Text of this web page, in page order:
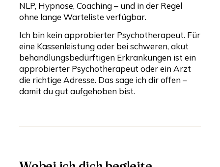
NLP, Hypnose, Coaching – und in der Regel
ohne lange Warteliste verfügbar.
Ich bin kein approbierter Psychotherapeut. Für
eine Kassenleistung oder bei schweren, akut
behandlungsbedürftigen Erkrankungen ist ein
approbierter Psychotherapeut oder ein Arzt
die richtige Adresse. Das sage ich dir offen –
damit du gut aufgehoben bist.